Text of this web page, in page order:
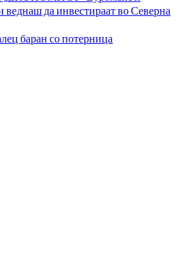
веднаш да инвестираат во Северна
баран со потерница